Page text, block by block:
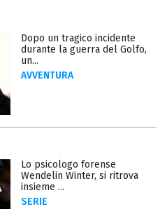
Dopo un tragico incidente
durante la guerra del Golfo,
un...
AVVENTURA
Lo psicologo forense
Wendelin Winter, si ritrova
insieme ...
SERIE